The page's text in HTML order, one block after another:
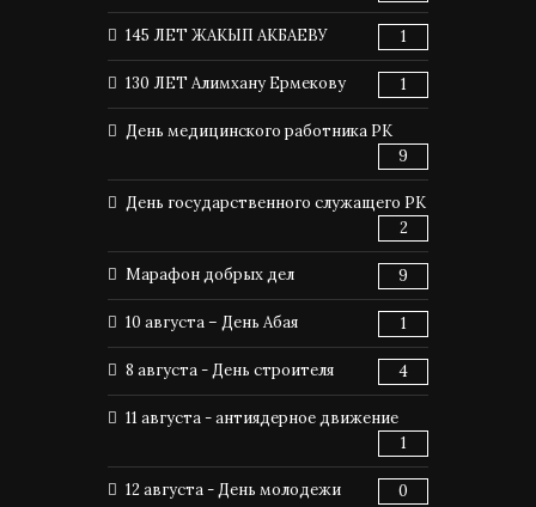
145 ЛЕТ ЖАКЫП АКБАЕВУ 1
130 ЛЕТ Алимхану Ермекову 1
День медицинского работника РК
9
День государственного служащего РК
2
Марафон добрых дел 9
10 августа – День Абая 1
8 августа - День строителя 4
11 августа - антиядерное движение
1
12 августа - День молодежи 0